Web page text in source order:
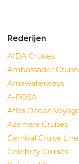
Rederijen
AIDA Cruises
Ambassador
Amawaterways
A-ROSA
Atlas Ocean
Azamara Cruises
Carnival Cruise Line
Celebrity Cruises